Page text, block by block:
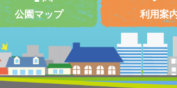
公園マップ 利用案